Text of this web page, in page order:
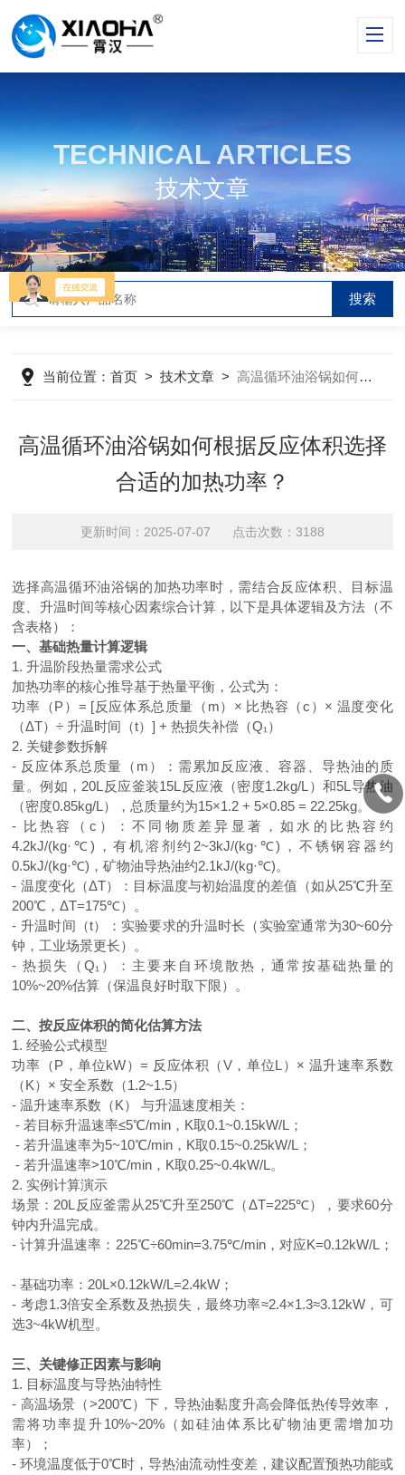
TECHNICAL ARTICLES
技术文章
当前位置：首页 >技术文章 >高温循环油浴锅如何根据反应体积选择合适的加热功率？
高温循环油浴锅如何根据反应体积选择
合适的加热功率？
更新时间：2025-07-07 点击次数：3188
选择高温循环油浴锅的加热功率时，需结合反应体积、目标温
度、升温时间等核心因素综合计算，以下是具体逻辑及方法（不
含表格）：
一、基础热量计算逻辑
1. 升温阶段热量需求公式
加热功率的核心推导基于热量平衡，公式为：
功率（P） = [反应体系总质量（ m）× 比热容（c ）× 温度变化
（ΔT）÷ 升温时间（t）] +热损失补偿（Q₁）
2. 关键参数拆解
- 反应体系总质量（ m ）：需累加反应液、容器、导热油的质
量。例如， 20L 反应釜装15L 反应液（密度1.2kg/L ）和5L导热油
（密度0.85kg/L），总质量约为15×1.2 + 5×0.85 = 22.25kg。
- 比热容（ c ）：不同物质差异显著，如水的比热容约
4.2kJ/(kg·℃) ，有机溶剂约 2~3kJ/(kg·℃) ，不锈钢容器约
0.5kJ/(kg·℃) ，矿物油导热油约2.1kJ/(kg·℃)。
- 温度变化（ΔT）：目标温度与初始温度的差值（如从25℃升至
200℃，ΔT=175℃）。
- 升温时间（t）：实验要求的升温时长（实验室通常为30~60分
钟，工业场景更长）。
- 热损失（ Q₁）：主要来自环境散热，通常按基础热量的
10%~20%估算（保温良好时取下限）。
二、按反应体积的简化估算方法
1. 经验公式模型
功率（P，单位kW）= 反应体积（V，单位L ）× 温升速率系数
（K）× 安全系数（1.2~1.5）
- 温升速率系数（K） 与升温速度相关：
- 若目标升温速率≤5℃/min ， K取0.1~0.15kW/L ；
- 若升温速率为5~10℃/min ， K取0.15~0.25kW/L ；
- 若升温速率>10℃/min ， K取0.25~0.4kW/L。
2. 实例计算演示
场景：20L反应釜需从25℃升至250℃（ΔT=225℃），要求60分
钟内升温完成。
- 计算升温速率： 225℃÷60min=3.75℃/min，对应K=0.12kW/L ；
- 基础功率： 20L×0.12kW/L=2.4kW ；
- 考虑1.3倍安全系数及热损失，最终功率≈2.4×1.3≈3.12kW，可
选3~4kW机型。
三、关键修正因素与影响
1. 目标温度与导热油特性
- 高温场景（>200℃）下，导热油黏度升高会降低热传导效率，
需将功率提升10%~20%（如硅油体系比矿物油更需增加功
率）；
- 环境温度低于0℃时，导热油流动性变差，建议配置预热功能或